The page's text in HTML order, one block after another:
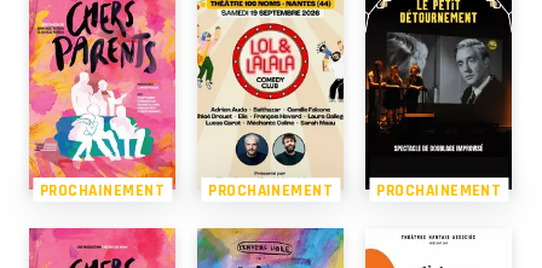
PROCHAINEMENT PROCHAINEMENT PROCHAINEMENT